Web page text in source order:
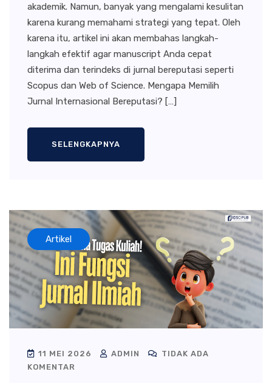
akademik. Namun, banyak yang mengalami kesulitan
karena kurang memahami strategi yang tepat. Oleh
karena itu, artikel ini akan membahas langkah-
langkah efektif agar manuscript Anda cepat
diterima dan terindeks di jurnal bereputasi seperti
Scopus dan Web of Science. Mengapa Memilih
Jurnal Internasional Bereputasi? […]
SELENGKAPNYA
Artikel
11 MEI 2026 ADMIN
TIDAK ADA
KOMENTAR